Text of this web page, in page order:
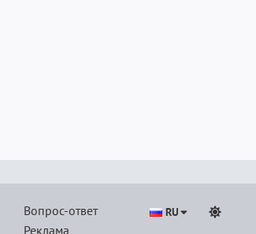
Вопрос-ответ
Реклама
RU